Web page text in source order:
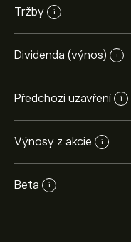
Tržby i
Dividenda (výnos) i
Předchozí uzavření i
Výnosy z akcie i
Beta i